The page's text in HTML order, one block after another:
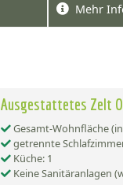
Mehr
Ausgestattetes Zelt
Gesamt-Wohnfläche (in
getrennte
Küche: 1
Keine Sanitäranlagen